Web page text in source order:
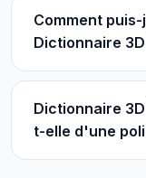
Comment
Dictionnaire
Dictionnaire
t-elle d'une